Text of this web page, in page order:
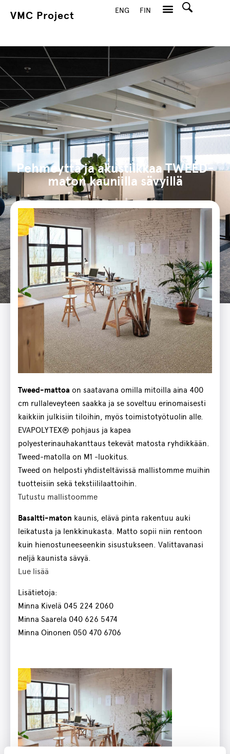
VMC Project ENG FIN
Pehmeyttä ja akustiikkaa TWEED-
maton kauniilla sävyillä
Tweed-mattoa on saatavana omilla mitoilla aina 400
cm rullaleveyteen saakka ja se soveltuu erinomaisesti
kaikkiin julkisiin tiloihin, myös toimistotyötuolin alle.
EVAPOLYTEX® pohjaus ja kapea
polyesterinauhakanttaus tekevät matosta ryhdikkään.
Tweed-matolla on M1 -luokitus.
Tweed on helposti yhdisteltävissä mallistomme muihin
tuotteisiin sekä tekstiililaattoihin.
Tutustu mallistoomme
Basaltti-maton kaunis, elävä pinta rakentuu auki
leikatusta ja lenkkinukasta. Matto sopii niin rentoon
kuin hienostuneeseenkin sisustukseen. Valittavanasi
neljä kaunista sävyä.
Lue lisää
Lisätietoja:
Minna Kivelä 045 224 2060
Minna Saarela 040 626 5474
Minna Oinonen 050 470 6706